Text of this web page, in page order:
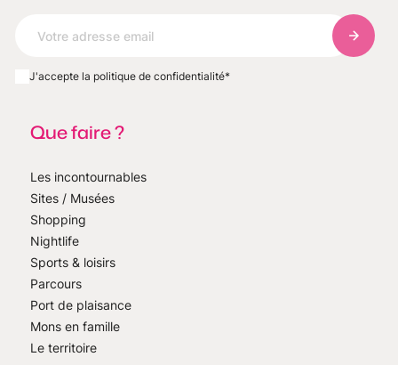
J'accepte la politique de confidentialité*
Que faire ?
Les incontournables
Sites / Musées
Shopping
Nightlife
Sports & loisirs
Parcours
Port de plaisance
Mons en famille
Le territoire